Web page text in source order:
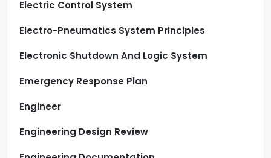
Electric Control System
Electro-Pneumatics System Principles
Electronic Shutdown And Logic System
Emergency Response Plan
Engineer
Engineering Design Review